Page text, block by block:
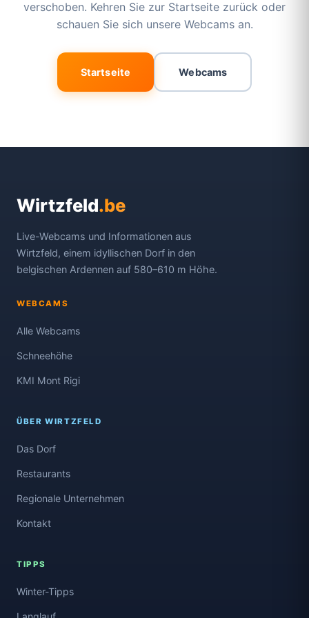
verschoben. Kehren Sie zur Startseite zurück oder
schauen Sie sich unsere Webcams an.
Startseite Webcams
Wirtzfeld.be
Live-Webcams und Informationen aus
Wirtzfeld, einem idyllischen Dorf in den
belgischen Ardennen auf 580–610 m Höhe.
WEBCAMS
Alle Webcams
Schneehöhe
KMI Mont Rigi
ÜBER WIRTZFELD
Das Dorf
Restaurants
Regionale Unternehmen
Kontakt
TIPPS
Winter-Tipps